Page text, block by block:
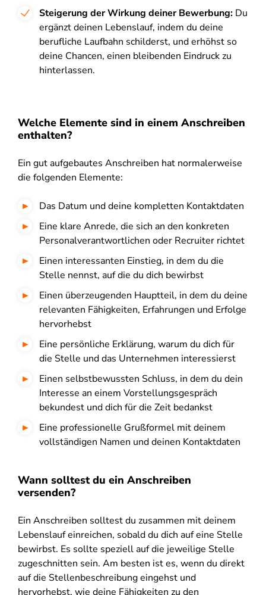
Steigerung der Wirkung deiner Bewerbung: Du
ergänzt deinen Lebenslauf, indem du deine
berufliche Laufbahn schilderst, und erhöhst so
deine Chancen, einen bleibenden Eindruck zu
hinterlassen.
Welche Elemente sind in einem Anschreiben
enthalten?
Ein gut aufgebautes Anschreiben hat normalerweise
die folgenden Elemente:
Das Datum und deine kompletten Kontaktdaten
Eine klare Anrede, die sich an den konkreten
Personalverantwortlichen oder Recruiter richtet
Einen interessanten Einstieg, in dem du die
Stelle nennst, auf die du dich bewirbst
Einen überzeugenden Hauptteil, in dem du deine
relevanten Fähigkeiten, Erfahrungen und Erfolge
hervorhebst
Eine persönliche Erklärung, warum du dich für
die Stelle und das Unternehmen interessierst
Einen selbstbewussten Schluss, in dem du dein
Interesse an einem Vorstellungsgespräch
bekundest und dich für die Zeit bedankst
Eine professionelle Grußformel mit deinem
vollständigen Namen und deinen Kontaktdaten
Wann solltest du ein Anschreiben
versenden?
Ein Anschreiben solltest du zusammen mit deinem
Lebenslauf einreichen, sobald du dich auf eine Stelle
bewirbst. Es sollte speziell auf die jeweilige Stelle
zugeschnitten sein. Am besten ist es, wenn du direkt
auf die Stellenbeschreibung eingehst und
hervorhebst, wie deine Fähigkeiten zu den